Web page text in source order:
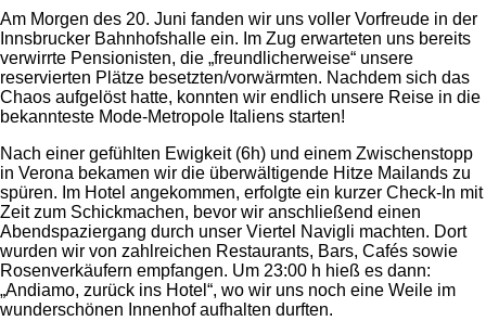
Am Morgen des 20. Juni fanden wir uns voller Vorfreude in der
Innsbrucker Bahnhofshalle ein. Im Zug erwarteten uns bereits
verwirrte Pensionisten, die „freundlicherweise“ unsere
reservierten Plätze besetzten/vorwärmten. Nachdem sich das
Chaos aufgelöst hatte, konnten wir endlich unsere Reise in die
bekannteste Mode-Metropole Italiens starten!
Nach einer gefühlten Ewigkeit (6h) und einem Zwischenstopp
in Verona bekamen wir die überwältigende Hitze Mailands zu
spüren. Im Hotel angekommen, erfolgte ein kurzer Check-In mit
Zeit zum Schickmachen, bevor wir anschließend einen
Abendspaziergang durch unser Viertel Navigli machten. Dort
wurden wir von zahlreichen Restaurants, Bars, Cafés sowie
Rosenverkäufern empfangen. Um 23:00 h hieß es dann:
„Andiamo, zurück ins Hotel“, wo wir uns noch eine Weile im
wunderschönen Innenhof aufhalten durften.